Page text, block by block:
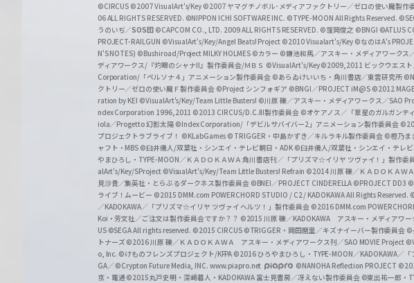
c
h
w
a
r
z
©CIRCUS ©2007 VisualArt's/Key ©2007 ヤマグチノボル･メディアファクトリー／ゼロの使い魔製作
06 ALL RIGHTS RESERVED. ©NIPPON ICHI SOFTWARE INC. ©TYPE-MOON All Rights Reserved.
うのいぢ／SOS団 ©CAPCOM CO., LTD. 2009 ALL RIGHTS RESERVED. ©窪岡俊之 ©BNGI ©ATLUS
PROJECT-RAILGUN ©VisualArt's/Key/Angel Beats! Project ©2010 Visualart's/Key ©なのはA's
N'S NOTES) ©Bushiroad/Project MILKY HOLMES ©カラー ©鎌池和馬／アスキー・メディアワークス
ディアワークス/『灼眼のシャナII』製作委員会/ＭＢＳ ©VisualArt's/Key©2009,2011 ビックウエスト
Corporation/「ペルソナ４」アニメーション製作委員会 ©あらゐけいいち・角川書店／東雲研究所
クトリー／ゼロの使い魔Ｆ製作委員会 ©Project シンフォギア ©BNGI／PROJECT iM@S ©2012
ration by KEI ©VisualArt's/Key/Team Little Busters! ©川原 礫／アスキー・メディアワークス／SAO
ndex Corporation 1996,2011 ©2013 CIRCUS/D.C.III製作委員会 ©オケアノス／「翠星のガルガンテ
iola／Progetto 幻影太陽 ©Index Corporation/「デビルサバイバー2」アニメーション製作委員会
プロジェクトラブライブ！ ©KLabGames © TRIGGER・中島かずき／キルラキル製作委員会 ©橙乃ま
ャフト・MBS ©臼井儀人/双葉社・シンエイ・テレビ朝日・ADK ©臼井儀人/双葉社・シンエイ・テレ
やまひろし・TYPE-MOON／ＫＡＤＯＫＡＷＡ 角川書店刊／「プリズマ☆イリヤ ツヴァイ！」製作委
alArt's/Key/SProject ©VisualArt's/Key/Team Little Busters! Refrain ©2014 川原 礫／ＫＡＤＯＫＡＷ
見沙貴／集英社・とらぶるダークネス製作委員会 ©BNEI／PROJECT CINDERELLA ©PROJECT DD3
ライブ！ムービー ©2015 DMM.com POWERCHORD STUDIO / C2 / KADOKAWA All Rights Reserved.
／KADOKAWA／「プリズマ☆イリヤ ツヴァイ ヘルツ！」製作委員会 ©2016 DMM.com
Koi・芳文社／ご注文は製作委員会ですか？？ ©2015 川原 礫／KADOKAWA アスキー・メディアワー
US ©SEGA All rights reserved. ©2015 CIRCUS ©TRIGGER・岡田麿里／キズナイーバー製作委員会 ©
トナーズ©2016 川原 礫／ＫＡＤＯＫＡＷＡ アスキー・メディアワークス刊／SAO MOVIE Project
o, Inc. ©けものフレンズプロジェクト/KFPA ©2016 ひろやまひろし・TYPE-MOON／KADOKAWA／
GA／ ©Crypton Future Media, INC. www.piapro.net
©NANOHA Reflection PROJECT
京・電通 ©2015丸戸史明・深崎暮人・KADOKAWA 富士見書房／冴えない製作委員会 ©東出祐一郎・